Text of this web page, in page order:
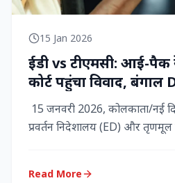
15 Jan 2026
ईडी vs टीएमसी: आई-पैक
कोर्ट पहुंचा विवाद, बंगाल
मांग, कलकत्ता हाईकोर्ट में
15 जनवरी 2026, कोलकाता/नई
प्रवर्तन निदेशालय (ED) और
Read More